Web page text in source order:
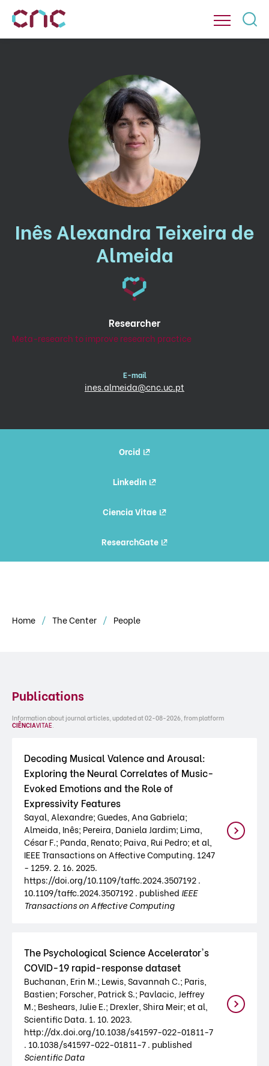
Inês Alexandra Teixeira de
Almeida
Researcher
Meta-research to improve research practice
E-mail
ines.almeida@cnc.uc.pt
Orcid
Linkedin
Ciencia Vitae
ResearchGate
Home The Center People
Publications
Information about journal articles, updated at 02-08-2026, from platform
CIÊNCIAVITAE.
Decoding Musical Valence and Arousal:
Exploring the Neural Correlates of Music-
Evoked Emotions and the Role of
Expressivity Features
Sayal, Alexandre; Guedes, Ana Gabriela;
Almeida, Inês; Pereira, Daniela Jardim; Lima,
César F.; Panda, Renato; Paiva, Rui Pedro; et al,
IEEE Transactions on Affective Computing. 1247
- 1259. 2. 16. 2025.
https://doi.org/10.1109/taffc.2024.3507192 .
10.1109/taffc.2024.3507192 . published IEEE
Transactions on Affective Computing
The Psychological Science Accelerator's
COVID-19 rapid-response dataset
Buchanan, Erin M.; Lewis, Savannah C.; Paris,
Bastien; Forscher, Patrick S.; Pavlacic, Jeffrey
M.; Beshears, Julie E.; Drexler, Shira Meir; et al,
Scientific Data. 1. 10. 2023.
http://dx.doi.org/10.1038/s41597-022-01811-7
. 10.1038/s41597-022-01811-7 . published
Scientific Data